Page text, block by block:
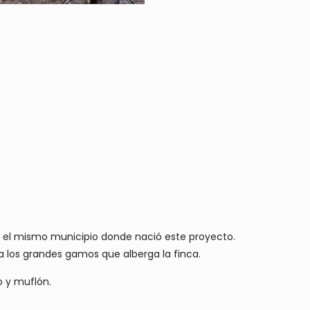
el mismo municipio donde nació este proyecto.
grandes gamos que alberga la finca.
y muflón.